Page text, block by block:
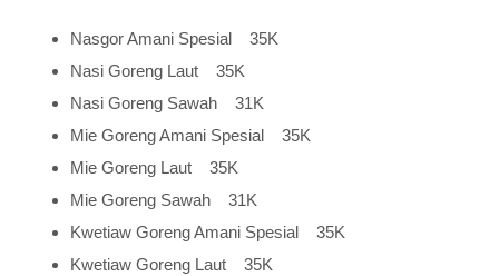
Nasgor Amani Spesial 35K
Nasi Goreng Laut 35K
Nasi Goreng Sawah 31K
Mie Goreng Amani Spesial 35K
Mie Goreng Laut 35K
Mie Goreng Sawah 31K
Kwetiaw Goreng Amani Spesial 35K
Kwetiaw Goreng Laut 35K